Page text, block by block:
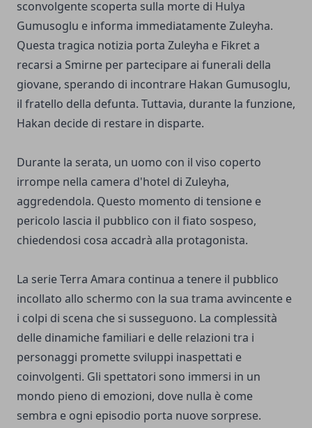
sconvolgente scoperta sulla morte di Hulya
Gumusoglu e informa immediatamente Zuleyha.
Questa tragica notizia porta Zuleyha e Fikret a
recarsi a Smirne per partecipare ai funerali della
giovane, sperando di incontrare Hakan Gumusoglu,
il fratello della defunta. Tuttavia, durante la funzione,
Hakan decide di restare in disparte.
Durante la serata, un uomo con il viso coperto
irrompe nella camera d'hotel di Zuleyha,
aggredendola. Questo momento di tensione e
pericolo lascia il pubblico con il fiato sospeso,
chiedendosi cosa accadrà alla protagonista.
La serie Terra Amara continua a tenere il pubblico
incollato allo schermo con la sua trama avvincente e
i colpi di scena che si susseguono. La complessità
delle dinamiche familiari e delle relazioni tra i
personaggi promette sviluppi inaspettati e
coinvolgenti. Gli spettatori sono immersi in un
mondo pieno di emozioni, dove nulla è come
sembra e ogni episodio porta nuove sorprese.